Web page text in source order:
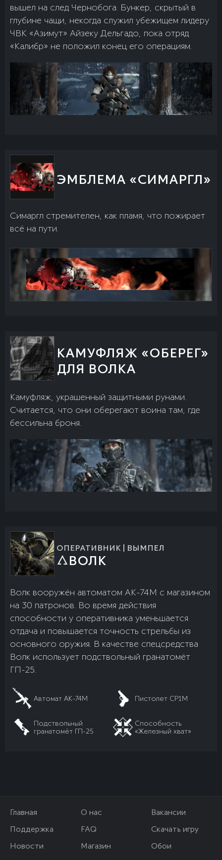
вышел на след Чернобога. Бункер, скрытый в
глубине чащи, некогда служил убежищем лидеру
ЧВК «Азимут» Айзеку Дельгадо, пока отряд
«Калибр» не положил конец его операциям.
ЭМБЛЕМА «СИМАРГЛ»
Симаргл стремителен, как пламя, что пожирает
всё на пути.
КАМУФЛЯЖ «ОБЕРЕГ»
ДЛЯ ВОЛКА
Камуфляж, украшенный защитными рунами.
Считается, что они оберегают воина там, где
бессильна броня.
ОПЕРАТИВНИК | ВЫМПЕЛ
ВОЛК
Волк вооружён автоматом АК-74М с магазином
на 30 патронов. Во время действия
способности у оперативника уменьшается
отдача и повышается точность стрельбы из
основного оружия. В качестве спецсредства
Волк использует подствольный гранатомёт
ГП-25.
Автомат АК-74М Пистолет СР1М
Подствольный
гранатомёт ГП-25
Способность
«Железный хват»
Главная О нас
Вакансии
Поддержка
FAQ
Скачать игру
Новости
Магазин Обои